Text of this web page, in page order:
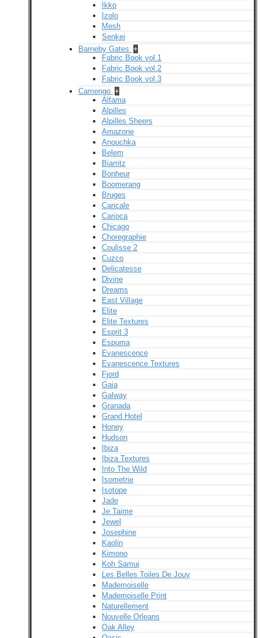
Ikko
Izolo
Mesh
Senkei
Barneby Gates +
Fabric Book vol.1
Fabric Book vol.2
Fabric Book vol.3
Camengo +
Alfama
Alpilles
Alpilles Sheers
Amazone
Anouchka
Belem
Biarritz
Bonheur
Boomerang
Bruges
Cancale
Carioca
Chicago
Choregraphie
Coulisse 2
Cuzco
Delicatesse
Divine
Dreams
East Village
Elite
Elite Textures
Esprit 3
Espuma
Evanescence
Evanescence Textures
Fjord
Gaia
Galway
Granada
Grand Hotel
Honey
Hudson
Ibiza
Ibiza Textures
Into The Wild
Isometrie
Isotope
Jade
Je Taime
Jewel
Josephine
Kaolin
Kimono
Koh Samui
Les Belles Toiles De Jouy
Mademoiselle
Mademoiselle Print
Naturellement
Nouvelle Orleans
Oak Alley